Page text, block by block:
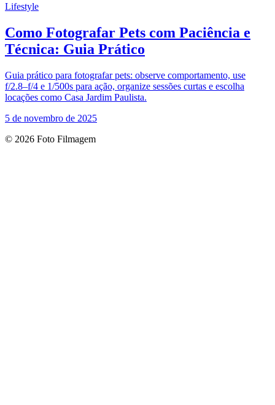
Lifestyle
Como Fotografar Pets com Paciência e
Técnica: Guia Prático
Guia prático para fotografar pets: observe comportamento, use
f/2.8–f/4 e 1/500s para ação, organize sessões curtas e escolha
locações como Casa Jardim Paulista.
5 de novembro de 2025
© 2026 Foto Filmagem